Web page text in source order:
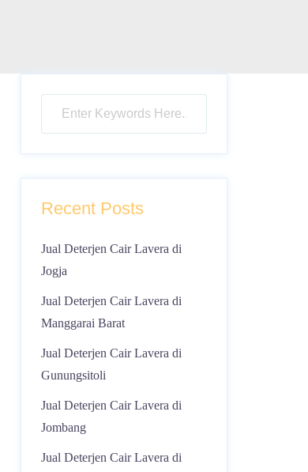
Recent Posts
Jual Deterjen Cair Lavera di
Jogja
Jual Deterjen Cair Lavera di
Manggarai Barat
Jual Deterjen Cair Lavera di
Gunungsitoli
Jual Deterjen Cair Lavera di
Jombang
Jual Deterjen Cair Lavera di